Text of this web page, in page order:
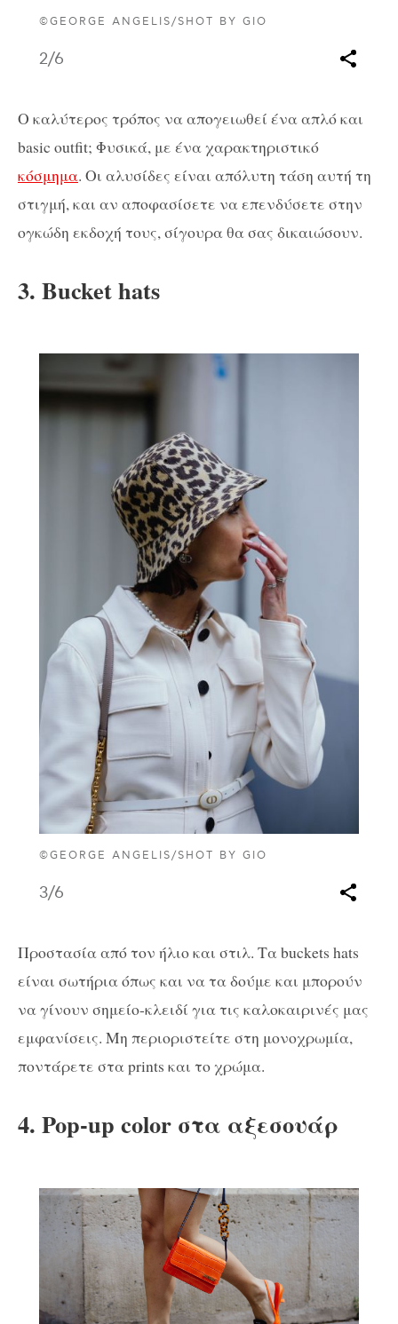
©GEORGE ANGELIS/SHOT BY GIO
2/6
Ο καλύτερος τρόπος να απογειωθεί ένα απλό και
basic outfit; Φυσικά, με ένα χαρακτηριστικό
κόσμημα. Οι αλυσίδες είναι απόλυτη τάση αυτή τη
στιγμή, και αν αποφασίσετε να επενδύσετε στην
ογκώδη εκδοχή τους, σίγουρα θα σας δικαιώσουν.
3. Bucket hats
©GEORGE ANGELIS/SHOT BY GIO
3/6
Προστασία από τον ήλιο και στιλ. Τα buckets hats
είναι σωτήρια όπως και να τα δούμε και μπορούν
να γίνουν σημείο-κλειδί για τις καλοκαιρινές μας
εμφανίσεις. Μη περιοριστείτε στη μονοχρωμία,
ποντάρετε στα prints και το χρώμα.
4. Pop-up color στα αξεσουάρ